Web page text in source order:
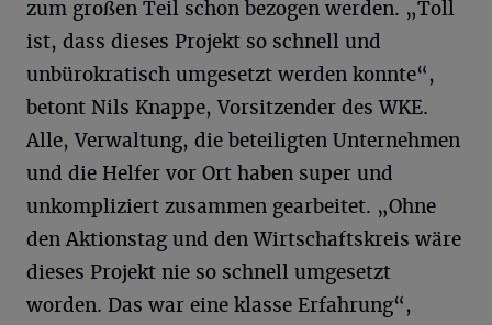
zum großen Teil schon bezogen werden. „Toll
ist, dass dieses Projekt so schnell und
unbürokratisch umgesetzt werden konnte“,
betont Nils Knappe, Vorsitzender des WKE.
Alle, Verwaltung, die beteiligten Unternehmen
und die Helfer vor Ort haben super und
unkompliziert zusammen gearbeitet. „Ohne
den Aktionstag und den Wirtschaftskreis wäre
dieses Projekt nie so schnell umgesetzt
worden. Das war eine klasse Erfahrung“,